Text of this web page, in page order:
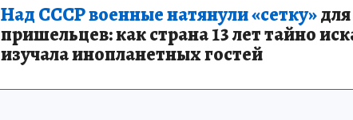
Над СССР военные натянули «сетку»для
пришельцев: как страна 13 лет тайно
изучала инопланетных гостей